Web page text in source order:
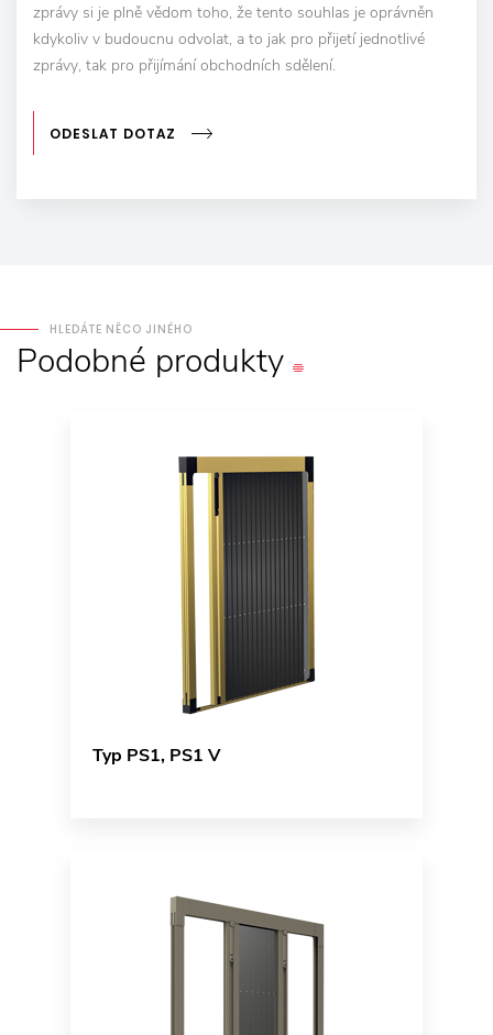
zprávy si je plně vědom toho, že tento souhlas je oprávněn
kdykoliv v budoucnu odvolat, a to jak pro přijetí jednotlivé
zprávy, tak pro přijímání obchodních sdělení.
ODESLAT DOTAZ
HLEDÁTE NĚCO JINÉHO
Podobné produkty
Typ PS1, PS1 V